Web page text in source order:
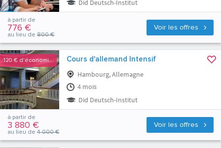
Did Deutsch-Institut
Voir les offres
à partir de
776 €
au lieu de 800 €
120 € d'économies Cours d'allemand Intensif
Hambourg, Allemagne
4 mois
Did Deutsch-Institut
Voir les offres
à partir de
3 880 €
au lieu de 4 000 €